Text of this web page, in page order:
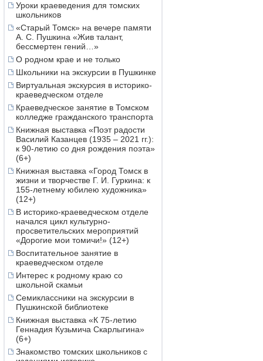
Уроки краеведения для томских
школьников
«Старый Томск» на вечере памяти
А. С. Пушкина «Жив талант,
бессмертен гений…»
О родном крае и не только
Школьники на экскурсии в Пушкинке
Виртуальная экскурсия в историко-
краеведческом отделе
Краеведческое занятие в Томском
колледже гражданского транспорта
Книжная выставка «Поэт радости
Василий Казанцев (1935 – 2021 гг.):
к 90-летию со дня рождения поэта»
(6+)
Книжная выставка «Город Томск в
жизни и творчестве Г. И. Гуркина: к
155-летнему юбилею художника»
(12+)
В историко-краеведческом отделе
начался цикл культурно-
просветительских мероприятий
«Дорогие мои томичи!» (12+)
Воспитательное занятие в
краеведческом отделе
Интерес к родному краю со
школьной скамьи
Семиклассники на экскурсии в
Пушкинской библиотеке
Книжная выставка «К 75-летию
Геннадия Кузьмича Скарлыгина»
(6+)
Знакомство томских школьников с